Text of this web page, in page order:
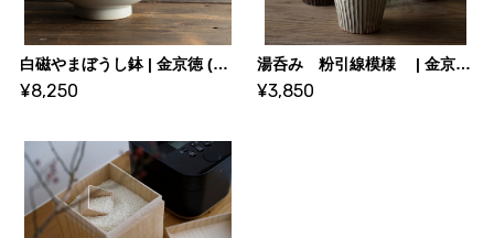
白磁やまぼうし鉢 | 金京徳 (陶芸家)
¥8,250
湯呑み 粉引線模様 | 金京徳 (陶芸家)
¥3,850